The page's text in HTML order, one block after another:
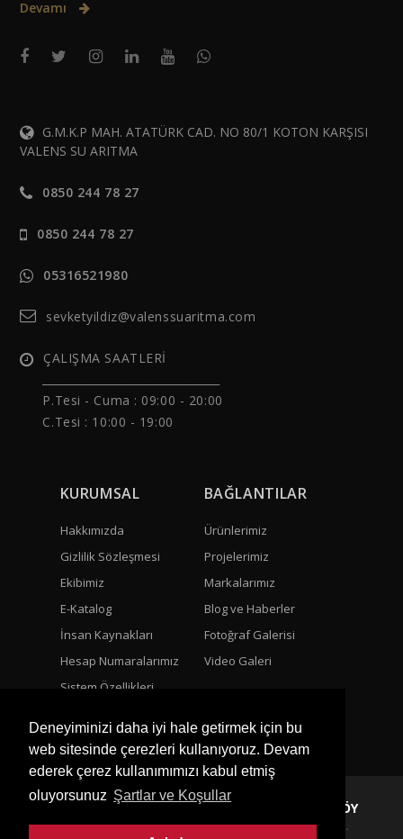
Deneyiminizi daha iyi hale getirmek için bu
web sitesinde çerezleri kullanıyoruz. Devam
ederek çerez kullanımımızı kabul etmiş
oluyorsunuz Şartlar ve Koşullar
Devamı
G.M.K.P MAH. ATATÜRK CAD. NO 80/1 KOTON KARŞISI
VALENS SU ARITMA
0850 244 78 27
0850 244 78 27
05316521980
sevketyildiz@valenssuaritma.com
ÇALIŞMA SAATLERİ
P.Tesi - Cuma : 09:00 - 20:00
C.Tesi : 10:00 - 19:00
KURUMSAL
Hakkımızda
Gizlilik Sözleşmesi
Ekibimiz
E-Katalog
İnsan Kaynakları
Hesap Numaralarımız
Sistem Özellikleri
BAĞLANTILAR
Ürünlerimiz
Projelerimiz
Markalarımız
Blog ve Haberler
Fotoğraf Galerisi
Video Galeri
Copyright © 2021 VALENS SU ARITMA ÇERKEZKÖY
BU SİSTEM DİZE YAZILIM TARAFINDAN HAZIRLANMIŞTIR.